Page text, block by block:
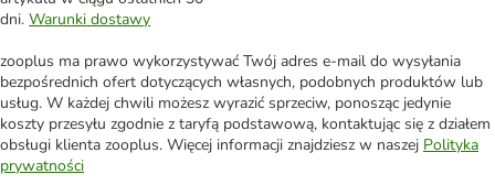
dni. Warunki dostawy
zooplus ma prawo wykorzystywać Twój adres e-mail do wysyłania
bezpośrednich ofert dotyczących własnych, podobnych produktów lub
usług. W każdej chwili możesz wyrazić sprzeciw, ponosząc jedynie
koszty przesyłu zgodnie z taryfą podstawową, kontaktując się z działem
obsługi klienta zooplus. Więcej informacji znajdziesz w naszej Polityka
prywatności